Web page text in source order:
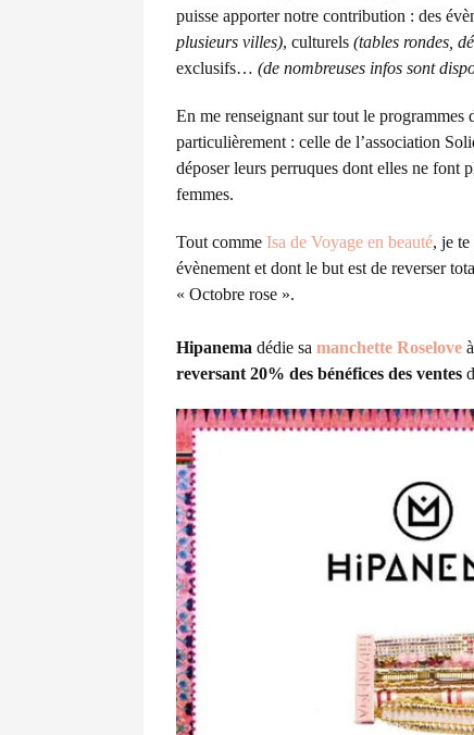
puisse apporter notre contribution : des
plusieurs villes), culturels (tables rondes,
exclusifs… (de nombreuses infos sont
En me renseignant sur tout le programmes
particulièrement : celle de l’association
déposer leurs perruques dont elles ne font
femmes.
Tout comme Isa de Voyage en beauté, je te
évènement et dont le but est de reverser
« Octobre rose ».
Hipanema dédie sa manchette Roselove
reversant 20% des bénéfices des ventes